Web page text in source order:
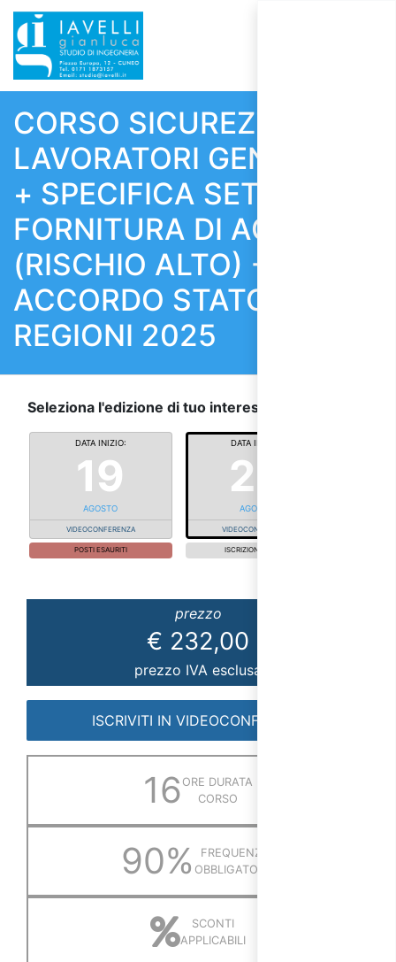
CORSO SICUREZZA
LAVORATORI GENERALE
+ SPECIFICA SETTORE
FORNITURA DI ACQUA
(RISCHIO ALTO) -
ACCORDO STATO
REGIONI 2025